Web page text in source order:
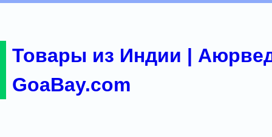
Товары из Индии |
GoaBay.com